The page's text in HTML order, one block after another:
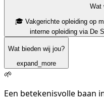
Wat
🎓 Vakgerichte opleiding op
interne opleiding via De
Wat bieden wij jou?
expand_more
🌱
Een betekenisvolle baan